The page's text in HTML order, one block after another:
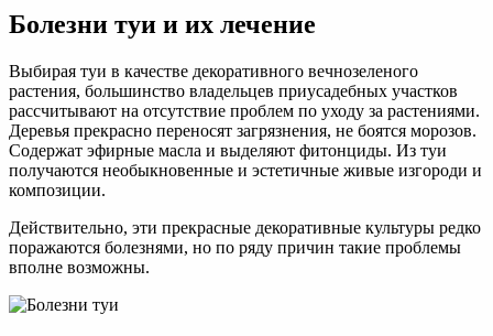
Болезни туи и их лечение
Выбирая туи в качестве декоративного вечнозеленого
растения, большинство владельцев приусадебных участков
рассчитывают на отсутствие проблем по уходу за растениями.
Деревья прекрасно переносят загрязнения, не боятся морозов.
Содержат эфирные масла и выделяют фитонциды. Из туи
получаются необыкновенные и эстетичные живые изгороди и
композиции.
Действительно, эти прекрасные декоративные культуры редко
поражаются болезнями, но по ряду причин такие проблемы
вполне возможны.